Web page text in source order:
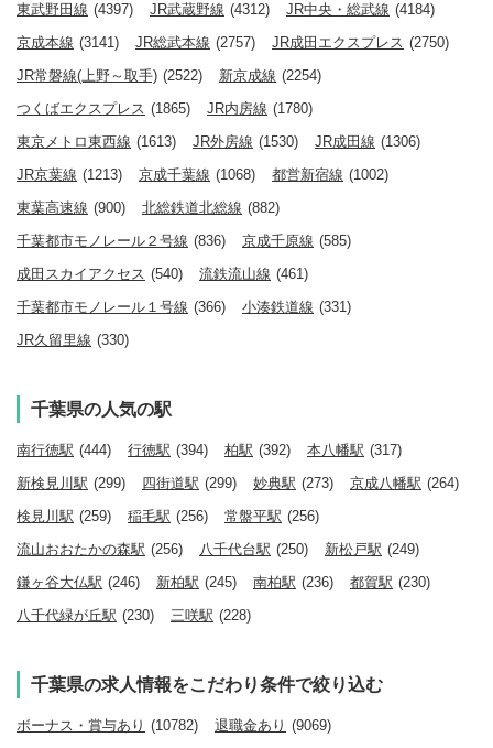
東武野田線 (4397) JR武蔵野線 (4312) JR中央・総武線 (4184)
京成本線 (3141) JR総武本線 (2757) JR成田エクスプレス (2750)
JR常磐線(上野～取手) (2522) 新京成線 (2254)
つくばエクスプレス (1865) JR内房線 (1780)
東京メトロ東西線 (1613) JR外房線 (1530) JR成田線 (1306)
JR京葉線 (1213) 京成千葉線 (1068) 都営新宿線 (1002)
東葉高速線 (900) 北総鉄道北総線 (882)
千葉都市モノレール２号線 (836) 京成千原線 (585)
成田スカイアクセス (540) 流鉄流山線 (461)
千葉都市モノレール１号線 (366) 小湊鉄道線 (331)
JR久留里線 (330)
千葉県の人気の駅
南行徳駅 (444) 行徳駅 (394) 柏駅 (392) 本八幡駅 (317)
新検見川駅 (299) 四街道駅 (299) 妙典駅 (273) 京成八幡駅 (264)
検見川駅 (259) 稲毛駅 (256) 常盤平駅 (256)
流山おおたかの森駅 (256) 八千代台駅 (250) 新松戸駅 (249)
鎌ヶ谷大仏駅 (246) 新柏駅 (245) 南柏駅 (236) 都賀駅 (230)
八千代緑が丘駅 (230) 三咲駅 (228)
千葉県の求人情報をこだわり条件で絞り込む
ボーナス・賞与あり (10782) 退職金あり (9069)